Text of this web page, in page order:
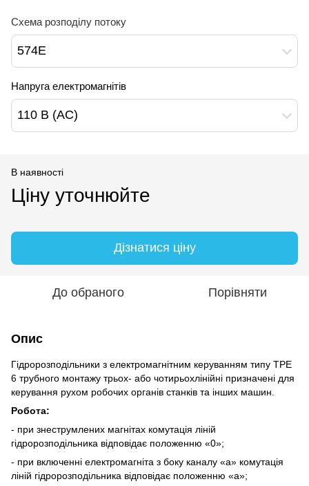
Схема розподілу потоку
574Е
Напруга електромагнітів
110 В (AC)
В наявності
Ціну уточнюйте
Дізнатися ціну
До обраного Порівняти
Опис
Гідророзподільники з електромагнітним керуванням типу ТРЕ
6 трубного монтажу трьох- або чотирьохлінійні призначені для
керування рухом робочих органів станків та інших машин.
Робота:
- при знеструмлених магнітах комутація ліній
гідророзподільника відповідає положенню «0»;
- при включенні електромагніта з боку каналу «а» комутація
ліній гідророзподільника відповідає положенню «а»;